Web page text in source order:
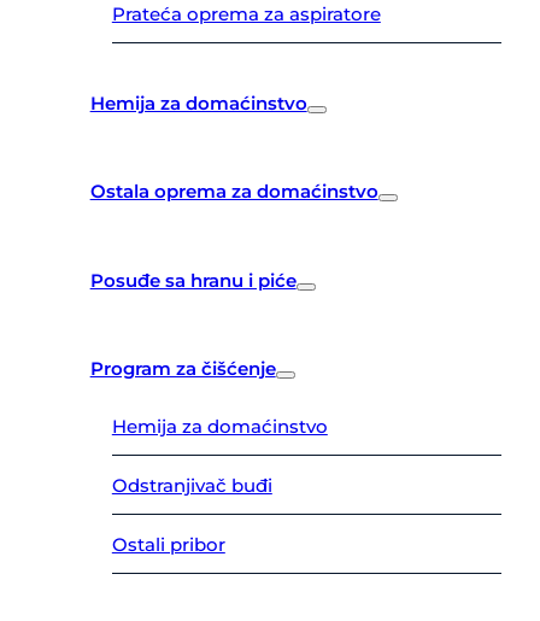
Prateća oprema za aspiratore
Hemija za domaćinstvo
Ostala oprema za domaćinstvo
Posuđe sa hranu i piće
Program za čišćenje
Hemija za domaćinstvo
Odstranjivač buđi
Ostali pribor